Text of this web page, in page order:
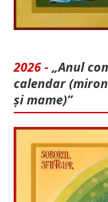
2026 - „Anul
calendar
și mame)”